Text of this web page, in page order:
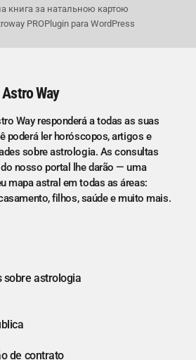
книга за натальною картою
PROPlugin para WordPress
Way
Way responderá a todas as suas
poderá ler horóscopos, artigos e
sobre astrologia. As consultas
nosso portal lhe darão — uma
mapa astral em todas as áreas:
filhos, saúde e muito mais.
sobre astrologia
de contrato